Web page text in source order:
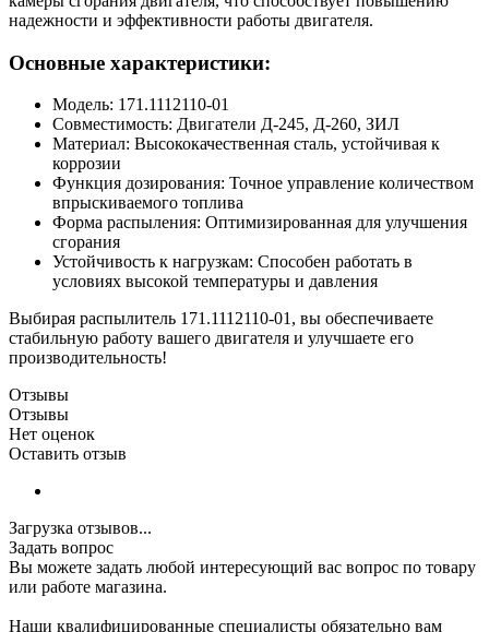
надежности и эффективности работы двигателя.
Основные характеристики:
Модель: 171.1112110-01
Совместимость: Двигатели Д-245, Д-260, ЗИЛ
Материал: Высококачественная сталь, устойчивая к
коррозии
Функция дозирования: Точное управление количеством
впрыскиваемого топлива
Форма распыления: Оптимизированная для улучшения
сгорания
Устойчивость к нагрузкам: Способен работать в
условиях высокой температуры и давления
Выбирая распылитель 171.1112110-01, вы обеспечиваете
стабильную работу вашего двигателя и улучшаете его
производительность!
Отзывы
Отзывы
Нет оценок
Оставить отзыв
Загрузка отзывов...
Задать вопрос
Вы можете задать любой интересующий вас вопрос по товару
или работе магазина.
Наши квалифицированные специалисты обязательно вам